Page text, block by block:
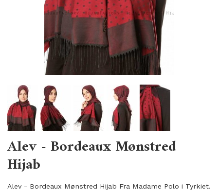
Alev - Bordeaux Mønstred
Hijab
Alev - Bordeaux Mønstred Hijab Fra Madame Polo i Tyrkiet.